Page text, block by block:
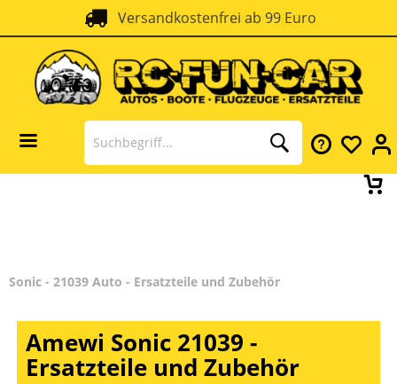
Versandkostenfrei ab 99 Euro
SSL Verschlüsselung
Sonic - 21039 Auto - Ersatzteile und Zubehör
Amewi Sonic 21039 -
Ersatzteile und Zubehör